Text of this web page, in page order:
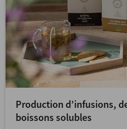
Production d’infusions,
boissons solubles